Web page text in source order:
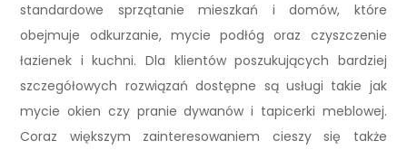
standardowe sprzątanie mieszkań i domów, które
obejmuje odkurzanie, mycie podłóg oraz czyszczenie
łazienek i kuchni. Dla klientów poszukujących bardziej
szczegółowych rozwiązań dostępne są usługi takie jak
mycie okien czy pranie dywanów i tapicerki meblowej.
Coraz większym zainteresowaniem cieszy się także